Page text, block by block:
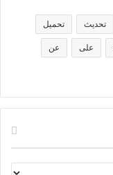
تحديث تحميل
على عن